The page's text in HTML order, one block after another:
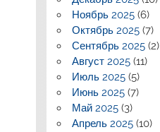
Ноябрь 2025 (6)
Октябрь 2025 (7)
Сентябрь 2025 (2)
Август 2025 (11)
Июль 2025 (5)
Июнь 2025 (7)
Май 2025 (3)
Апрель 2025 (10)